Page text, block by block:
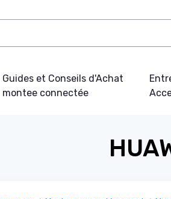
Guides et Conseils d'Achat
montee connectée